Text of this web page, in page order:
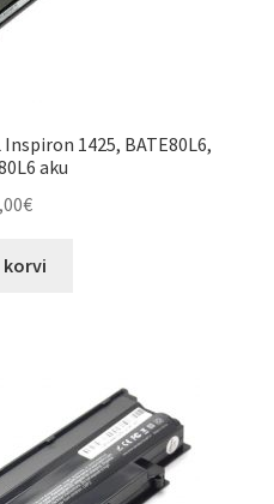
1425, BATE80L6,
aku
€
korvi